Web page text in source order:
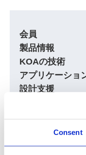
Consent
会員
製品情報
KOAの技術
アプリケーショ
設計支援
企業情報
株主・投資家情報
採用情報